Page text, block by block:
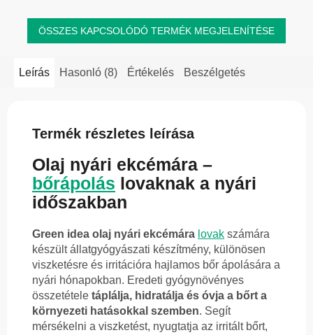
ÖSSZES KAPCSOLÓDÓ TERMÉK MEGJELENÍTÉSE
Leírás Hasonló (8) Értékelés Beszélgetés
Termék részletes leírása
Olaj nyári ekcémára –
bőrápolás lovaknak a nyári
időszakban
Green idea olaj nyári ekcémára lovak számára
készült állatgyógyászati készítmény, különösen
viszketésre és irritációra hajlamos bőr ápolására a
nyári hónapokban. Eredeti gyógynövényes
összetétele táplálja, hidratálja és óvja a bőrt a
környezeti hatásokkal szemben. Segít
mérsékelni a viszketést, nyugtatja az irritált bőrt,